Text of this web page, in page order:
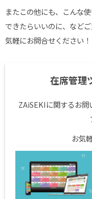
またこの他にも、こんな
できたらいいのに、など
気軽にお問合せください！
在席管理
ZAiSEKIに関するお
お気